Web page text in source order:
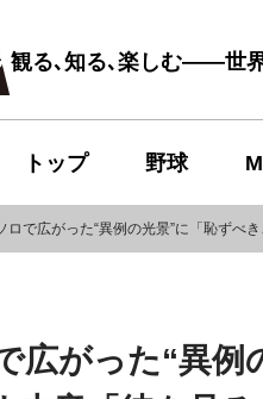
観る､知る､楽しむ――世
トップ 野球
ロで広がった“異例の光景”に「恥ずべ
広がった“異